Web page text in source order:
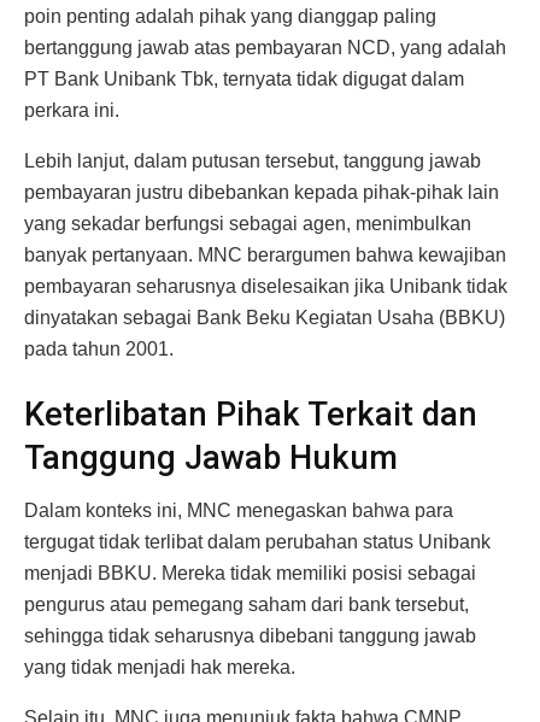
poin penting adalah pihak yang dianggap paling
bertanggung jawab atas pembayaran NCD, yang adalah
PT Bank Unibank Tbk, ternyata tidak digugat dalam
perkara ini.
Lebih lanjut, dalam putusan tersebut, tanggung jawab
pembayaran justru dibebankan kepada pihak-pihak lain
yang sekadar berfungsi sebagai agen, menimbulkan
banyak pertanyaan. MNC berargumen bahwa kewajiban
pembayaran seharusnya diselesaikan jika Unibank tidak
dinyatakan sebagai Bank Beku Kegiatan Usaha (BBKU)
pada tahun 2001.
Keterlibatan Pihak Terkait dan
Tanggung Jawab Hukum
Dalam konteks ini, MNC menegaskan bahwa para
tergugat tidak terlibat dalam perubahan status Unibank
menjadi BBKU. Mereka tidak memiliki posisi sebagai
pengurus atau pemegang saham dari bank tersebut,
sehingga tidak seharusnya dibebani tanggung jawab
yang tidak menjadi hak mereka.